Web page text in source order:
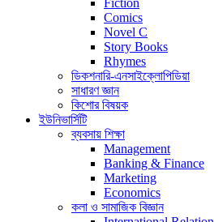
Comics
Novel C
Story Books
Rhymes
ডিকশনারি-এনসাইক্লোপিডিয়া
সাধারণ জ্ঞান
কিশোর বিষয়ক
ইউনিভার্সিটি
ব্যবসায় শিক্ষা
Management
Banking & Finance
Marketing
Economics
কলা ও সামাজিক বিজ্ঞান